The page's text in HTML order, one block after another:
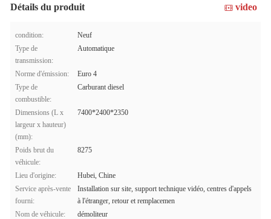
Détails du produit video
condition:
Neuf
Type de
transmission:
Automatique
Norme d'émission:
Euro 4
Type de
combustible:
Carburant diesel
Dimensions (L x
largeur x hauteur)
(mm):
7400*2400*2350
Poids brut du
véhicule:
8275
Lieu d'origine:
Hubei, Chine
Service après-vente
fourni:
Installation sur site, support technique vidéo, centres d'appels
à l'étranger, retour et remplacemen
Nom de véhicule:
démoliteur